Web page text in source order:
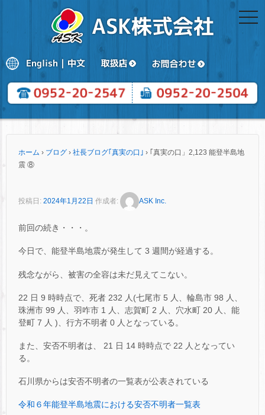
ホーム › ブログ › 社長ブログ｢真実の口｣ › ｢真実の口」2,123 能登半島地
震 ⑧
投稿日: 2024年1月22日 作成者: ASK Inc.
前回の続き・・・。
今日で、能登半島地震が発生して 3 週間が経過する。
残念ながら、被害の全容は未だ見えてこない。
22 日 9 時時点で、死者 232 人(七尾市 5 人、輪島市 98 人、
珠洲市 99 人、羽咋市 1 人、志賀町 2 人、穴水町 20 人、能
登町 7 人 )、行方不明者 0 人となっている。
また、安否不明者は、 21 日 14 時時点で 22 人となってい
る。
石川県からは安否不明者の一覧表が公表されている
令和６年能登半島地震における安否不明者一覧表